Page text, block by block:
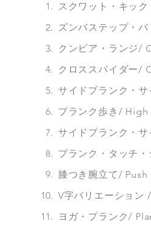
スクワット・キッ
ズンバステップ・
クンビア・ランジ/
クロススパイダー/
サイドプランク・
プランク歩き/
サイドプランク・
プランク・タッチ
膝つき腕⽴て/
V字バリエーション
ヨガ・プランク/